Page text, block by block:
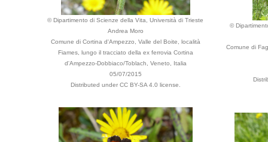
© Dipartimento di Scienze della Vita, Università di Trieste
Andrea Moro
Comune di Cortina d'Ampezzo, Valle del Boite, località
Fiames, lungo il tracciato della ex ferrovia Cortina
d'Ampezzo-Dobbiaco/Toblach, Veneto, Italia
05/07/2015
Distributed under CC BY-SA 4.0 license.
©
Comune di